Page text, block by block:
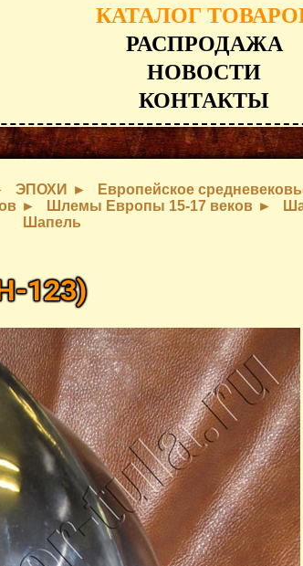
КАТАЛОГ
РАСПРОДАЖА
НОВОСТИ
КОНТАКТЫ
ЭПОХИ
Европейское
Шлемы Европы 15-17 веков
Шапель
123)